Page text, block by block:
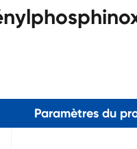
Paramètres du